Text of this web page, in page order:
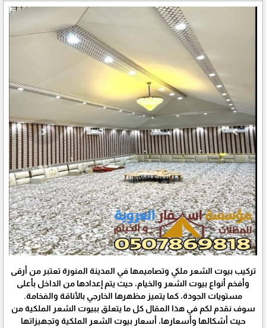
تركيب بيوت الشعر ملكي وتصاميمها في المدينة المنورة تعتبر من أرقى
وأفخم أنواع بيوت الشعر والخيام، حيث يتم إعدادها من الداخل بأعلى
مستويات الجودة، كما يتميز مظهرها الخارجي بالأناقة والفخامة.
سوف نقدم لكم في هذا المقال كل ما يتعلق ببيوت الشعر الملكية من
حيث أشكالها وأسعارها، أسعار بيوت الشعر الملكية وتجهيزاتها